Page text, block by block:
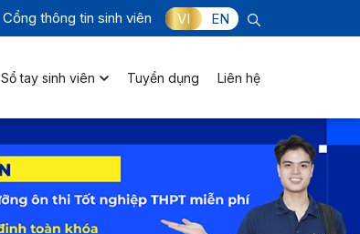
Cổng thông tin sinh viên VI EN
Sổ tay sinh viên Tuyển dụng Liên hệ